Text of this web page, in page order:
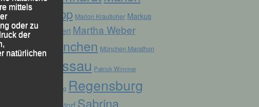
Kopp Marion Krautloher Markus
Weinert Martha Weber
München München Marathon
Passau Patrick Wimmer
Pocking Regensburg
Ruhstorf Sabrina
mittels
oder zu
der
natürlichen